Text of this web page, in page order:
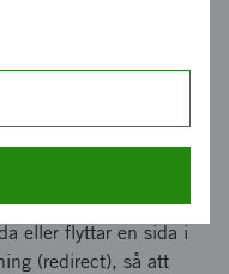
de skriver in en
en url, tar bort
strukturen bör du
hittar rätt.
eller flyttar en sida i
(redirect), så att